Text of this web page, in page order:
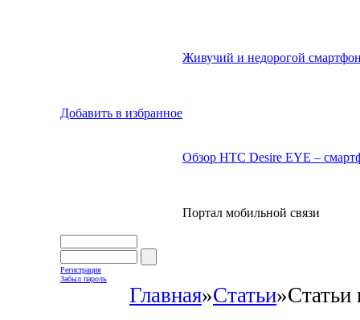
Добавить в избранное
Живучий и недорогой
Обзор HTC Desire EYE –
Портал мобильной связи
Регистрация
Забыл пароль
Главная»Статьи»Статьи